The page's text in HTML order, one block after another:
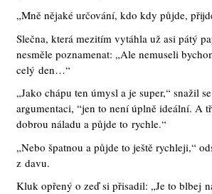
„Mně nějaké určování, kdo kdy půjde,
Slečna, která mezitím vytáhla už asi pátý
nesměle poznamenat: „Ale nemuseli
celý den…“
„Jako chápu ten úmysl a je super,“ snažil
argumentaci, “jen to není úplně ideální. A
dobrou náladu a půjde to rychle.“
„Nebo špatnou a půjde to ještě rychleji,“
z davu.
Kluk opřený o zeď si přisadil: „Je to blbej